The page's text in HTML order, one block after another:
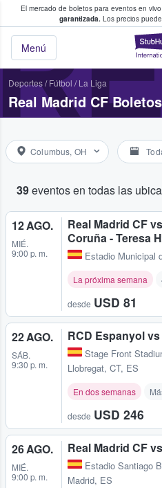
El mercado de boletos para eventos en
garantizada. Los precios
Menú
fans compran y
Deportes/ Fútbol / La Liga
Real Madrid CF Boletos
Columbus, OH
39eventos en todas las
12 AGO.
MIÉ.
9:00 p. m.
Real Madrid CF
Coruña - Teresa
Estadio Municipal
La próxima semana
desde USD 81
22 AGO.
SÁB.
9:30 p. m.
RCD Espanyol
Stage Front
Llobregat, CT, ES
En dos semanas
desde USD 246
26 AGO.
MIÉ.
9:00 p. m.
Real Madrid CF
Estadio Santiago
Madrid, ES